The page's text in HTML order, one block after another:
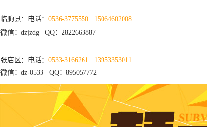
临朐县：电话： 0536-3775550
15064602008
微信：dzjzdg QQ：2822663887
张店区：电话： 0533-3166261
13953353011
微信：dz-0533 QQ：895057772